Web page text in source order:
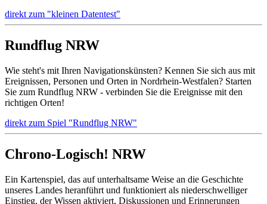
direkt zum "kleinen Datentest"
Rundflug NRW
Wie steht's mit Ihren Navigationskünsten? Kennen Sie sich aus mit
Ereignissen, Personen und Orten in Nordrhein-Westfalen? Starten
Sie zum Rundflug NRW - verbinden Sie die Ereignisse mit den
richtigen Orten!
direkt zum Spiel "Rundflug NRW"
Chrono-Logisch! NRW
Ein Kartenspiel, das auf unterhaltsame Weise an die Geschichte
unseres Landes heranführt und funktioniert als niederschwelliger
Einstieg, der Wissen aktiviert, Diskussionen und Erinnerungen